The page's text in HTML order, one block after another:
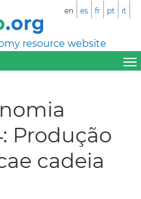
resource website
en es fr pt it
Produção
cadeia